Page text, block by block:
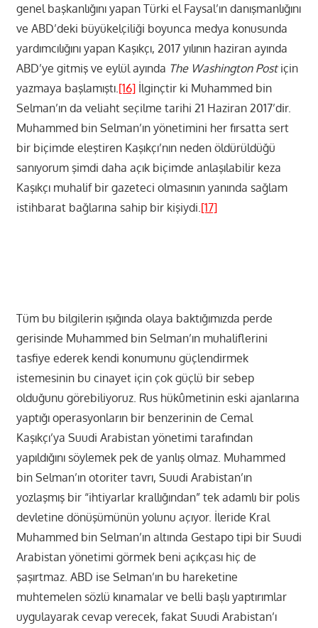
genel başkanlığını yapan Türki el Faysal’ın danışmanlığını
ve ABD’deki büyükelçiliği boyunca medya konusunda
yardımcılığını yapan Kaşıkçı, 2017 yılının haziran ayında
ABD’ye gitmiş ve eylül ayında The Washington Postiçin
yazmaya başlamıştı. [16]İlginçtir ki Muhammed bin
Selman’ın da veliaht seçilme tarihi 21 Haziran 2017’dir.
Muhammed bin Selman’ın yönetimini her fırsatta sert
bir biçimde eleştiren Kaşıkçı’nın neden öldürüldüğü
sanıyorum şimdi daha açık biçimde anlaşılabilir keza
Kaşıkçı muhalif bir gazeteci olmasının yanında sağlam
istihbarat bağlarına sahip bir kişiydi. [17]
Tüm bu bilgilerin ışığında olaya baktığımızda perde
gerisinde Muhammed bin Selman’ın muhaliflerini
tasfiye ederek kendi konumunu güçlendirmek
istemesinin bu cinayet için çok güçlü bir sebep
olduğunu görebiliyoruz. Rus hükûmetinin eski ajanlarına
yaptığı operasyonların bir benzerinin de Cemal
Kaşıkçı’ya Suudi Arabistan yönetimi tarafından
yapıldığını söylemek pek de yanlış olmaz. Muhammed
bin Selman’ın otoriter tavrı, Suudi Arabistan’ın
yozlaşmış bir “ihtiyarlar krallığından” tek adamlı bir polis
devletine dönüşümünün yolunu açıyor. İleride Kral
Muhammed bin Selman’ın altında Gestapo tipi bir Suudi
Arabistan yönetimi görmek beni açıkçası hiç de
şaşırtmaz. ABD ise Selman’ın bu hareketine
muhtemelen sözlü kınamalar ve belli başlı yaptırımlar
uygulayarak cevap verecek, fakat Suudi Arabistan’ı